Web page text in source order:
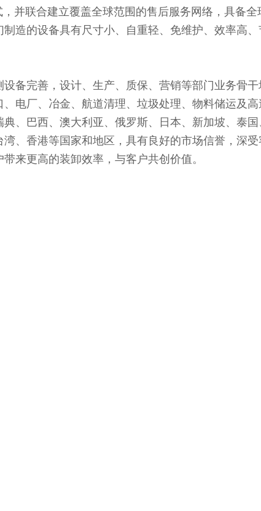
并联合建立覆盖全球范围的售后服务网络，具备全
造的设备具有尺寸小、自重轻、免维护、效率高
备完善，设计、生产、质保、营销等部门业务骨
电厂、冶金、航道清理、垃圾处理、物料储运及高
、巴西、澳大利亚、俄罗斯、日本、新加坡、泰国
、香港等国家和地区，具有良好的市场信誉，深
来更高的装卸效率，与客户共创价值。